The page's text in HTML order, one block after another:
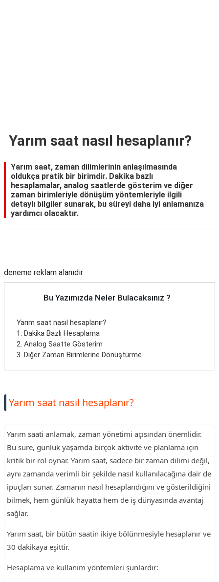
Yarım saat nasıl hesaplanır?
Yarım saat, zaman dilimlerinin anlaşılmasında
oldukça pratik bir birimdir. Dakika bazlı
hesaplamalar, analog saatlerde gösterim ve diğer
zaman birimleriyle dönüşüm yöntemleriyle ilgili
detaylı bilgiler sunarak, bu süreyi daha iyi anlamanıza
yardımcı olacaktır.
deneme reklam alanıdır
Bu Yazımızda Neler Bulacaksınız ?
Yarım saat nasıl hesaplanır?
1. Dakika Bazlı Hesaplama
2. Analog Saatte Gösterim
3. Diğer Zaman Birimlerine Dönüştürme
Yarım saat nasıl hesaplanır?
Yarım saati anlamak, zaman yönetimi açısından önemlidir.
Bu süre, günlük yaşamda birçok aktivite ve planlama için
kritik bir rol oynar. Yarım saat, sadece bir zaman dilimi değil,
aynı zamanda verimli bir şekilde nasıl kullanılacağına dair de
ipuçları sunar. Zamanın nasıl hesaplandığını ve gösterildiğini
bilmek, hem günlük hayatta hem de iş dünyasında avantaj
sağlar.
Yarım saat, bir bütün saatin ikiye bölünmesiyle hesaplanır ve
30 dakikaya eşittir.
Hesaplama ve kullanım yöntemleri şunlardır: